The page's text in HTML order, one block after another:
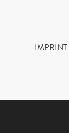
IMPRINT